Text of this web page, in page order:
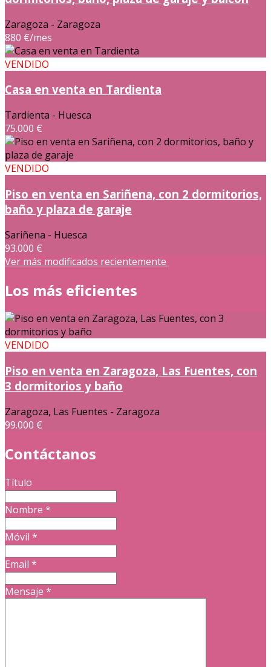
Zaragoza - Zaragoza
880 €/mes
VENDIDO
Casa en venta en Tardienta
Tardienta - Huesca
75.000 €
VENDIDO
Piso en venta en Sariñena, con 2 dormitorios,
baño y plaza de garaje
Sariñena - Huesca
93.000 €
Ver más modificados recientemente
Los más eficientes
VENDIDO
Piso en venta en Zaragoza, Las Fuentes, con
3 dormitorios y baño
Zaragoza, Las Fuentes - Zaragoza
99.000 €
Contáctanos
Título
Nombre *
Móvil *
Email *
Mensaje *